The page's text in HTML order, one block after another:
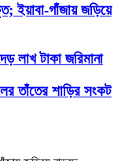
ইয়াবা-গাঁজায় জড়িয়ে
লাখ টাকা জরিমানা
তাঁতের শাড়ির সংকট